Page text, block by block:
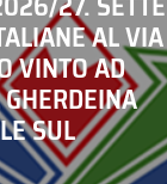
AL VIA
VINTO AD
SUL